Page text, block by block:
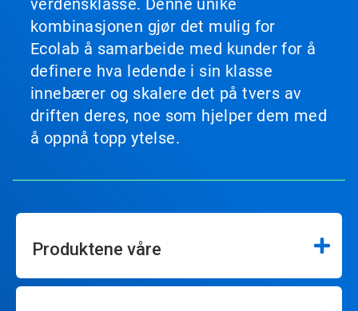
verdensklasse. Denne unike
kombinasjonen gjør det mulig for
Ecolab å samarbeide med kunder for å
definere hva ledende i sin klasse
innebærer og skalere det på tvers av
driften deres, noe som hjelper dem med
å oppnå topp ytelse.
Produktene våre